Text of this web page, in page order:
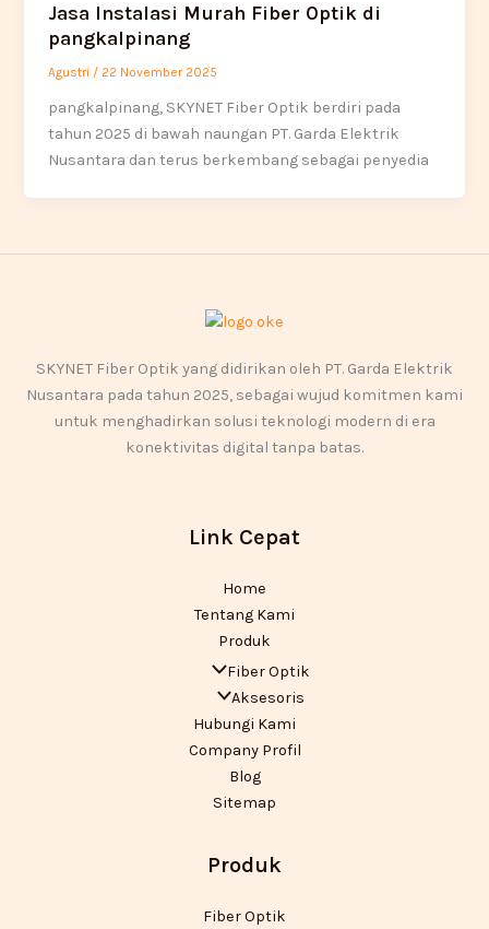
Jasa Instalasi Murah Fiber Optik di
pangkalpinang
Agustri / 22 November 2025
pangkalpinang, SKYNET Fiber Optik berdiri pada
tahun 2025 di bawah naungan PT. Garda Elektrik
Nusantara dan terus berkembang sebagai penyedia
SKYNET Fiber Optik yang didirikan oleh PT. Garda Elektrik
Nusantara pada tahun 2025, sebagai wujud komitmen kami
untuk menghadirkan solusi teknologi modern di era
konektivitas digital tanpa batas.
Link Cepat
Home
Tentang Kami
Produk
Fiber Optik
Aksesoris
Hubungi Kami
Company Profil
Blog
Sitemap
Produk
Fiber Optik